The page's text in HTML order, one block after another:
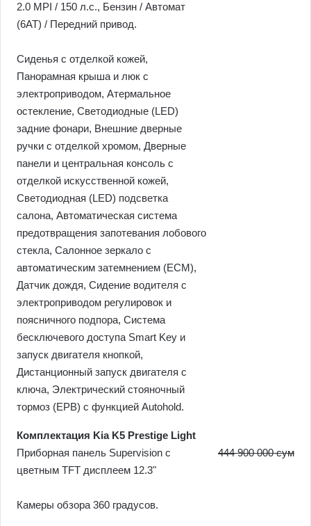
2.0 MPI / 150 л.c., Бензин / Автомат
(6AT) / Передний привод.
Сиденья с отделкой кожей,
Панорамная крыша и люк с
электроприводом, Атермальное
остекление, Светодиодные (LED)
задние фонари, Внешние дверные
ручки с отделкой хромом, Дверные
панели и центральная консоль с
отделкой искусственной кожей,
Светодиодная (LED) подсветка
салона, Автоматическая система
предотвращения запотевания лобового
стекла, Салонное зеркало с
автоматическим затемнением (ECM),
Датчик дождя, Сидение водителя с
электроприводом регулировок и
поясничного подпора, Система
бесключевого доступа Smart Key и
запуск двигателя кнопкой,
Дистанционный запуск двигателя с
ключа, Электрический стояночный
тормоз (EPB) c функцией Autohold.
Комплектация Kia K5 Prestige Light
Приборная панель Supervision с
цветным TFT дисплеем 12.3"
Камеры обзора 360 градусов.
444 900 000 сум